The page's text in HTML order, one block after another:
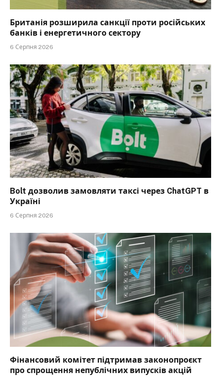
Британія розширила санкції проти російських
банків і енергетичного сектору
6 Серпня 2026
Bolt дозволив замовляти таксі через ChatGPT в
Україні
6 Серпня 2026
Фінансовий комітет підтримав законопроєкт
про спрощення непублічних випусків акцій